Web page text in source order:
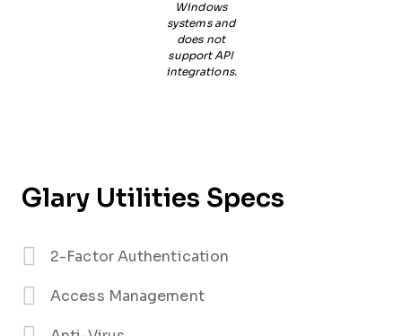
Windows
systems and
does not
support API
integrations.
Glary Utilities Specs
2-Factor Authentication
Access Management